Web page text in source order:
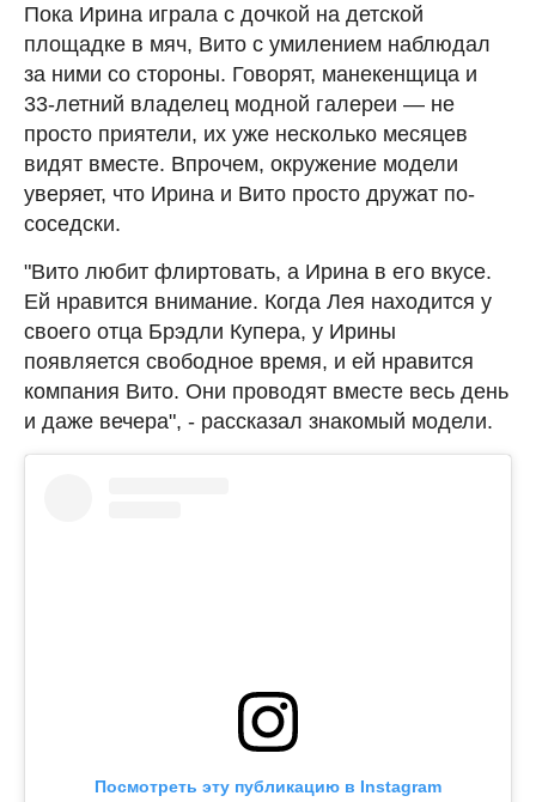
Пока Ирина играла с дочкой на детской
площадке в мяч, Вито с умилением наблюдал
за ними со стороны. Говорят, манекенщица и
33-летний владелец модной галереи — не
просто приятели, их уже несколько месяцев
видят вместе. Впрочем, окружение модели
уверяет, что Ирина и Вито просто дружат по-
соседски.
"Вито любит флиртовать, а Ирина в его вкусе.
Ей нравится внимание. Когда Лея находится у
своего отца Брэдли Купера, у Ирины
появляется свободное время, и ей нравится
компания Вито. Они проводят вместе весь день
и даже вечера", - рассказал знакомый модели.
Посмотреть эту публикацию в Instagram